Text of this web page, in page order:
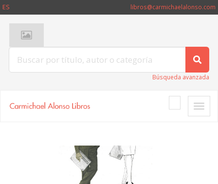
ES libros@carmichaelalonso.com
Búsqueda avanzada
Toggle